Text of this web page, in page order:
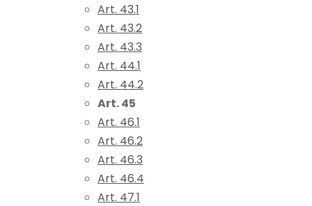
Art. 43.1
Art. 43.2
Art. 43.3
Art. 44.1
Art. 44.2
Art. 45
Art. 46.1
Art. 46.2
Art. 46.3
Art. 46.4
Art. 47.1